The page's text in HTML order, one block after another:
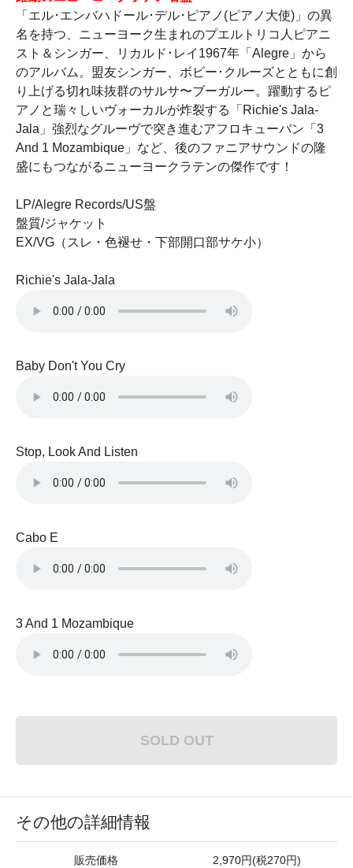
「エル･エンバハドール･デル･ピアノ(ピアノ大使)」の異
名を持つ、ニューヨーク生まれのプエルトリコ人ピアニ
スト＆シンガー、リカルド･レイ1967年「Alegre」から
のアルバム。盟友シンガー、ボビー･クルーズとともに創
り上げる切れ味抜群のサルサ〜ブーガルー。躍動するピ
アノと瑞々しいヴォーカルが炸裂する「Richie's Jala-
Jala」強烈なグルーヴで突き進むアフロキューバン「3
And 1 Mozambique」など、後のファニアサウンドの隆
盛にもつながるニューヨークラテンの傑作です！
LP/Alegre Records/US盤
盤質/ジャケット
EX/VG（スレ・色褪せ・下部開口部サケ小）
Richie's Jala-Jala
Baby Don't You Cry
Stop, Look And Listen
Cabo E
3 And 1 Mozambique
SOLD OUT
その他の詳細情報
販売価格 2,970円(税270円)